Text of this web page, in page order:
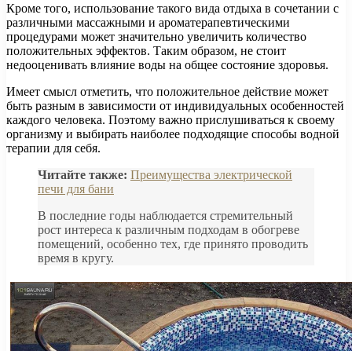
Кроме того, использование такого вида отдыха в сочетании с
различными массажными и ароматерапевтическими
процедурами может значительно увеличить количество
положительных эффектов. Таким образом, не стоит
недооценивать влияние воды на общее состояние здоровья.
Имеет смысл отметить, что положительное действие может
быть разным в зависимости от индивидуальных особенностей
каждого человека. Поэтому важно прислушиваться к своему
организму и выбирать наиболее подходящие способы водной
терапии для себя.
Читайте также: Преимущества электрической
печи для бани
В последние годы наблюдается стремительный
рост интереса к различным подходам в обогреве
помещений, особенно тех, где принято проводить
время в кругу.